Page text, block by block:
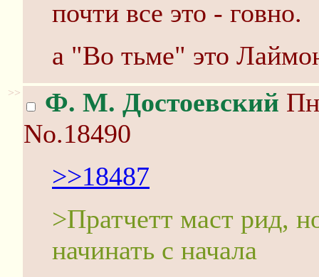
почти все это - говно.
а "Во тьме" это
>> Ф. М. Достоевский
No.18490
>>18487
>Пратчетт маст рид,
начинать с начала